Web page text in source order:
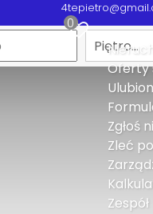
0
Oferty
Zgłoś
Zleć
Zespół
Piętro…